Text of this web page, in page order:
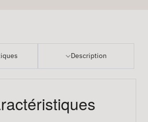
Description